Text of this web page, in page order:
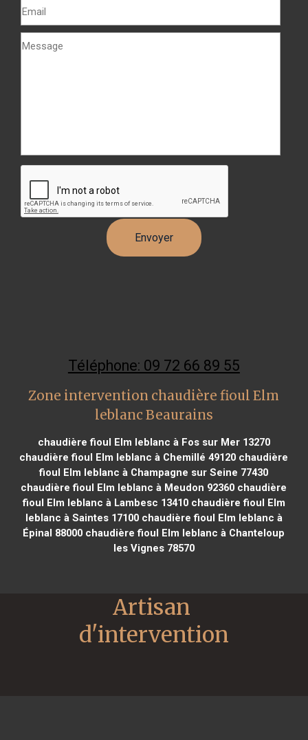
Téléphone: 09 72 66 89 55
Zone intervention chaudière fioul Elm
leblanc Beaurains
chaudière fioul Elm leblanc à Fos sur Mer 13270
chaudière fioul Elm leblanc à Chemillé 49120 chaudière
fioul Elm leblanc à Champagne sur Seine 77430
chaudière fioul Elm leblanc à Meudon 92360 chaudière
fioul Elm leblanc à Lambesc 13410chaudière fioul Elm
leblanc à Saintes 17100chaudière fioul Elm leblanc à
Épinal 88000 chaudière fioul Elm leblanc à Chanteloup
les Vignes 78570
Artisan
d'intervention